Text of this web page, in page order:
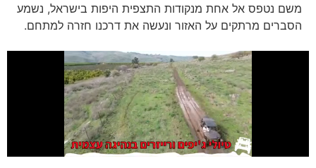
משם נטפס אל אחת מנקודות התצפית היפות בישראל, נשמע
הסברים מרתקים על האזור ונעשה את דרכנו חזרה למתחם.